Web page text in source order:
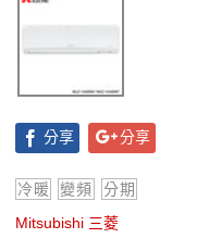
分享 分享
冷暖 變頻
分期
Mitsubishi 三菱